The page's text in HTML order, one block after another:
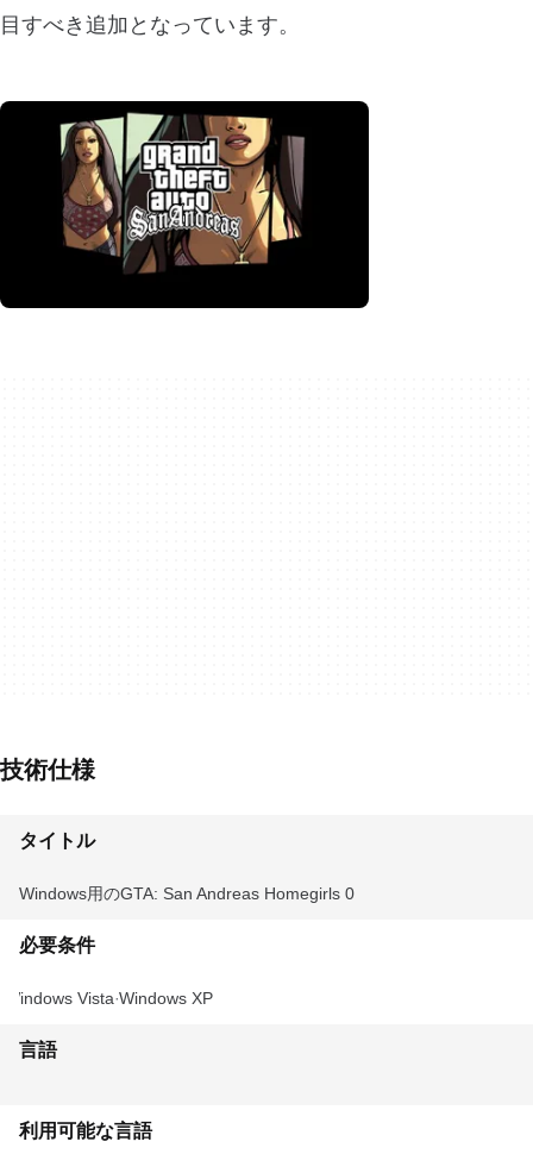
目すべき追加となっています。
技術仕様
タイトル
Windows用のGTA: San Andreas Homegirls 0
必要条件
Windows Vista Windows XP
言語
利用可能な言語